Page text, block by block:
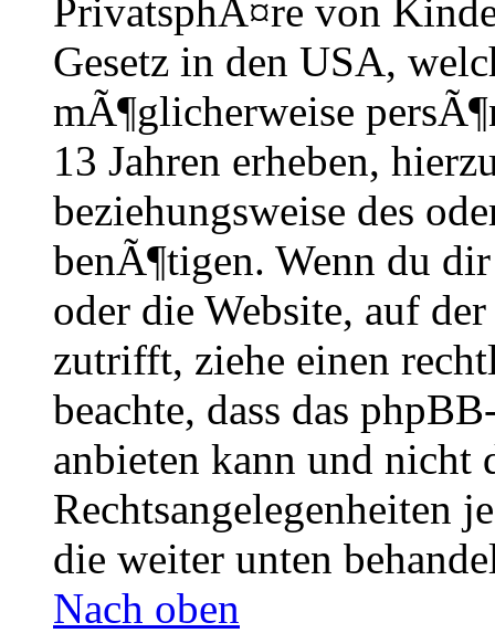
PrivatsphÃ¤re von
Gesetz in den USA,
mÃ¶glicherweise
13 Jahren erheben,
beziehungsweise des
benÃ¶tigen. Wenn du
oder die Website, auf
zutrifft, ziehe einen
beachte, dass das
anbieten kann und
Rechtsangelegenheiten
die weiter unten
Nach oben